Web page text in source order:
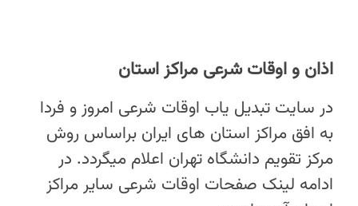
اذان و اوقات شرعی مراکز استان
در سایت تبدیل یاب اوقات شرعی امروز و فردا
به افق مراکز استان های ایران براساس روش
مرکز تقویم دانشگاه تهران اعلام میگردد. در
ادامه لینک صفحات اوقات شرعی سایر مراکز